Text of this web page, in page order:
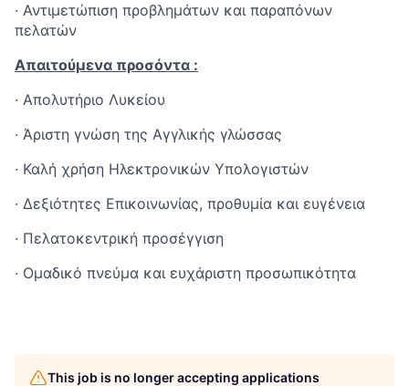
· Αντιμετώπιση προβλημάτων και παραπόνων
πελατών
Απαιτούμενα προσόντα :
· Απολυτήριο Λυκείου
· Άριστη γνώση της Αγγλικής γλώσσας
· Καλή χρήση Ηλεκτρονικών Υπολογιστών
· Δεξιότητες Επικοινωνίας, προθυμία και ευγένεια
· Πελατοκεντρική προσέγγιση
· Ομαδικό πνεύμα και ευχάριστη προσωπικότητα
This job is no longer accepting applications